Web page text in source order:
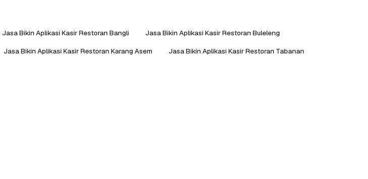
Jasa Bikin Aplikasi Kasir Restoran Bangli
Jasa Bikin Aplikasi Kasir Restoran Buleleng
Jasa Bikin Aplikasi Kasir Restoran Karang Asem Jasa Bikin Aplikasi Kasir Restoran Tabanan